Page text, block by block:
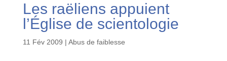
Les raëliens appuient
l’Église de scientologie
11 Fév 2009 | Abus de faiblesse